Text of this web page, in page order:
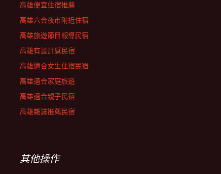
高雄便宜住宿推薦
高雄六合夜市附近住宿
高雄旅遊節目報導民宿
高雄有設計感民宿
高雄適合女生住宿民宿
高雄適合家庭旅遊
高雄適合親子民宿
高雄雜誌推薦民宿
其他操作